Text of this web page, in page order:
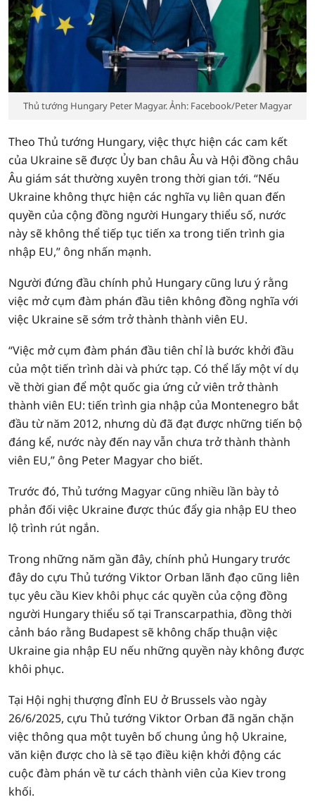
Thủ tướng Hungary Peter Magyar. Ảnh: Facebook/Peter Magyar
Theo Thủ tướng Hungary, việc thực hiện các cam kết
của Ukraine sẽ được Ủy ban châu Âu và Hội đồng châu
Âu giám sát thường xuyên trong thời gian tới. “Nếu
Ukraine không thực hiện các nghĩa vụ liên quan đến
quyền của cộng đồng người Hungary thiểu số, nước
này sẽ không thể tiếp tục tiến xa trong tiến trình gia
nhập EU,” ông nhấn mạnh.
Người đứng đầu chính phủ Hungary cũng lưu ý rằng
việc mở cụm đàm phán đầu tiên không đồng nghĩa với
việc Ukraine sẽ sớm trở thành thành viên EU.
“Việc mở cụm đàm phán đầu tiên chỉ là bước khởi đầu
của một tiến trình dài và phức tạp. Có thể lấy một ví dụ
về thời gian để một quốc gia ứng cử viên trở thành
thành viên EU: tiến trình gia nhập của Montenegro bắt
đầu từ năm 2012, nhưng dù đã đạt được những tiến bộ
đáng kể, nước này đến nay vẫn chưa trở thành thành
viên EU,” ông Peter Magyar cho biết.
Trước đó, Thủ tướng Magyar cũng nhiều lần bày tỏ
phản đối việc Ukraine được thúc đẩy gia nhập EU theo
lộ trình rút ngắn.
Trong những năm gần đây, chính phủ Hungary trước
đây do cựu Thủ tướng Viktor Orban lãnh đạo cũng liên
tục yêu cầu Kiev khôi phục các quyền của cộng đồng
người Hungary thiểu số tại Transcarpathia, đồng thời
cảnh báo rằng Budapest sẽ không chấp thuận việc
Ukraine gia nhập EU nếu những quyền này không được
khôi phục.
Tại Hội nghị thượng đỉnh EU ở Brussels vào ngày
26/6/2025, cựu Thủ tướng Viktor Orban đã ngăn chặn
việc thông qua một tuyên bố chung ủng hộ Ukraine,
văn kiện được cho là sẽ tạo điều kiện khởi động các
cuộc đàm phán về tư cách thành viên của Kiev trong
khối.